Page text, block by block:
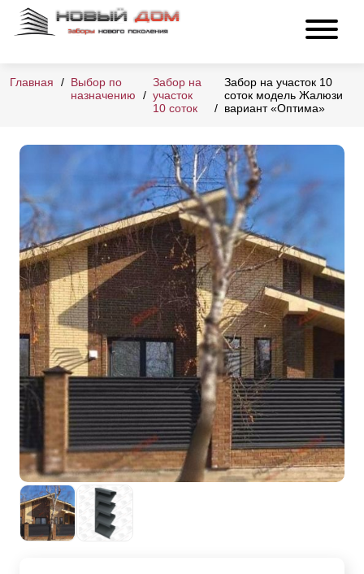
Главная
Выбор по
назначению
Забор на
участок
10 соток
Забор на участок 10
соток модель Жалюзи
вариант «Оптима»